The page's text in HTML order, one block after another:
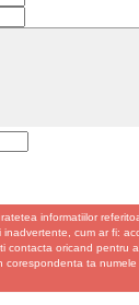
informatiilor
cum ar fi:
contacta oricand pentru
corespondenta ta